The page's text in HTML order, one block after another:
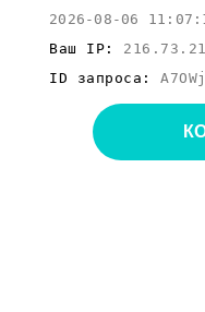
2026-08-06
Ваш IP:
ID запроса: